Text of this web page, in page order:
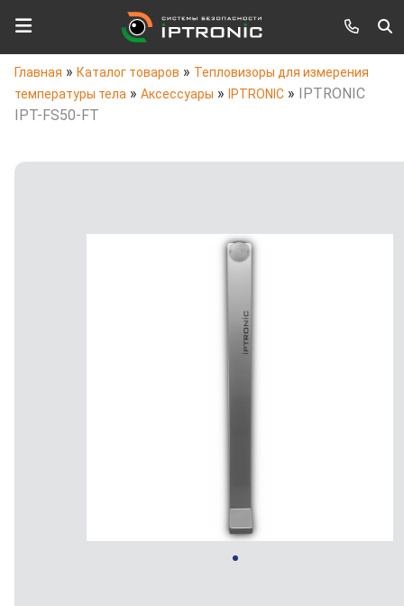
Главная » Каталог товаров » Тепловизоры для измерения
температуры тела » Аксессуары » IPTRONIC » IPTRONIC
IPT-FS50-FT